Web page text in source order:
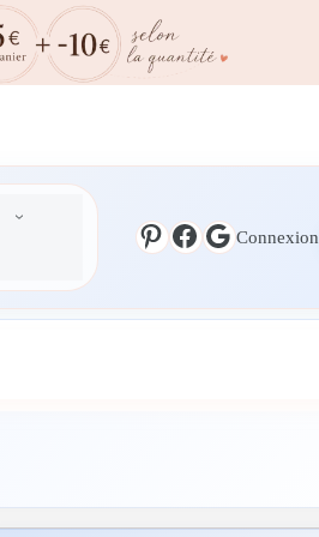
Pinterest
Facebook
Google
Connexion